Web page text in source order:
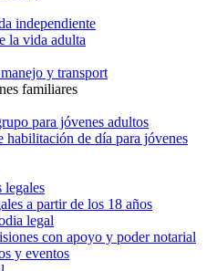
independiente
la vida adulta
y transport
familiares
para jóvenes adultos
habilitación de día para jóvenes
legales
a partir de los 18 años
legal
con apoyo y poder notarial
y eventos